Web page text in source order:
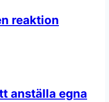
reaktion
anställa egna